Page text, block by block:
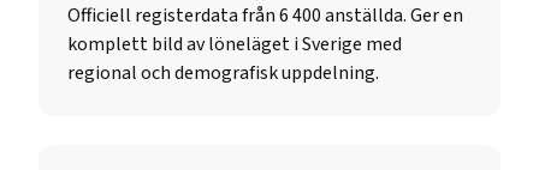
Officiell registerdata från6 400anställda. Ger en
komplett bild av löneläget i Sverige med
regional och demografisk uppdelning.